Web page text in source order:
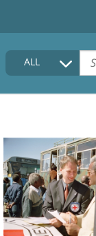
HOME
COLLECTIONS
FAQ
ALL